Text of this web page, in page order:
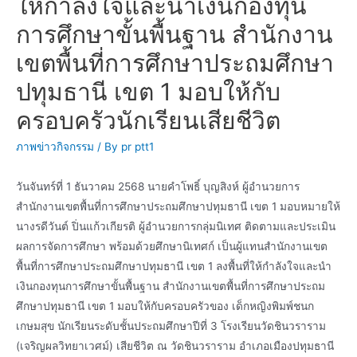
ให้กำลังใจและนำเงินกองทุน
การศึกษาขั้นพื้นฐาน สำนักงาน
เขตพื้นที่การศึกษาประถมศึกษา
ปทุมธานี เขต 1 มอบให้กับ
ครอบครัวนักเรียนเสียชีวิต
ภาพข่าวกิจกรรม / By pr ptt1
วันจันทร์ที่ 1 ธันวาคม 2568 นายคำโพธิ์ บุญสิงห์ ผู้อำนวยการ
สำนักงานเขตพื้นที่การศึกษาประถมศึกษาปทุมธานี เขต 1 มอบหมายให้
นางรดีวันต์ ปิ่นแก้วเกียรติ ผู้อำนวยการกลุ่มนิเทศ ติดตามและประเมิน
ผลการจัดการศึกษา พร้อมด้วยศึกษานิเทศก์ เป็นผู้แทนสำนักงานเขต
พื้นที่การศึกษาประถมศึกษาปทุมธานี เขต 1 ลงพื้นที่ให้กำลังใจและนำ
เงินกองทุนการศึกษาขั้นพื้นฐาน สำนักงานเขตพื้นที่การศึกษาประถม
ศึกษาปทุมธานี เขต 1 มอบให้กับครอบครัวของ เด็กหญิงพิมพ์ชนก
เกษมสุข นักเรียนระดับชั้นประถมศึกษาปีที่ 3 โรงเรียนวัดชินวราราม
(เจริญผลวิทยาเวศม์) เสียชีวิต ณ วัดชินวราราม อำเภอเมืองปทุมธานี